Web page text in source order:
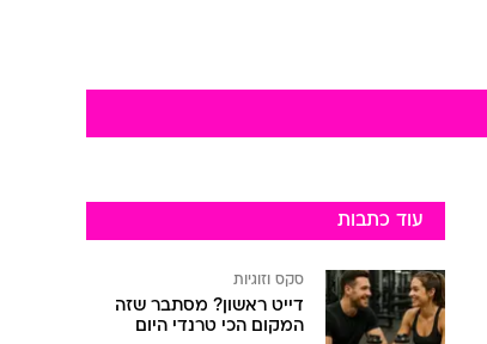
עוד כתבות
סקס וזוגיות
דייט ראשון? מסתבר שזה
המקום הכי טרנדי היום